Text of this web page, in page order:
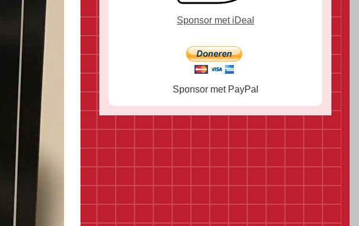
Sponsor met iDeal
Sponsor met PayPal